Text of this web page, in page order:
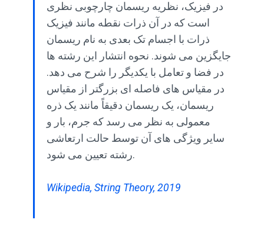
در فیزیک، نظریه ریسمان چارچوبی نظری
است که در آن ذرات نقطه مانند فیزیک
ذرات با اجسام تک بعدی به نام ریسمان
جایگزین می شوند. نحوه انتشار این رشته ها
در فضا و تعامل با یکدیگر را شرح می دهد.
در مقیاس های فاصله ای بزرگتر از مقیاس
ریسمان، یک ریسمان دقیقاً مانند یک ذره
معمولی به نظر می رسد که جرم، بار و
سایر ویژگی های آن توسط حالت ارتعاشی
رشته تعیین می شود.
Wikipedia, String Theory, 2019